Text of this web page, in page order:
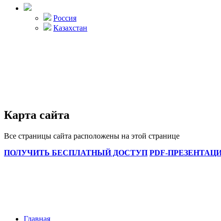
Россия
Казахстан
Карта сайта
Все страницы сайта расположены на этой странице
ПОЛУЧИТЬ БЕСПЛАТНЫЙ ДОСТУП PDF-
Главная